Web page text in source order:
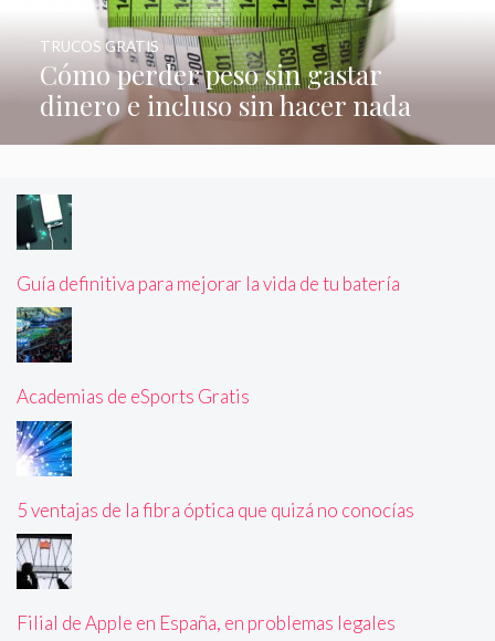
Cómo perder peso sin gastar
dinero e incluso sin hacer nada
TRUCOS GRATIS
Guía definitiva para mejorar la vida de tu batería
Academias de eSports Gratis
5 ventajas de la fibra óptica que quizá no conocías
Filial de Apple en España, en problemas legales